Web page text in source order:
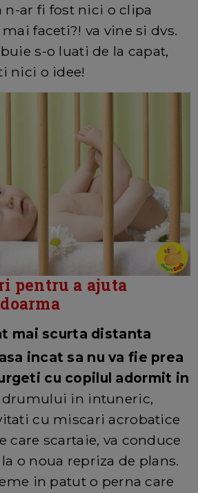
n-ar fi fost nici o clipa
faceti?! va vine si dvs.
s-o luati de la capat,
nici o idee!
pentru a ajuta
mai scurta distanta
incat sa nu va fie prea
cu copilul adormit in
drumului in intuneric,
cu miscari acrobatice
care scartaie, va conduce
o noua repriza de plans.
in patut o perna care